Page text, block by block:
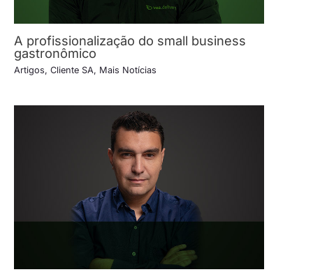
A profissionalização do small business
gastronômico
Artigos, Cliente SA, Mais Notícias